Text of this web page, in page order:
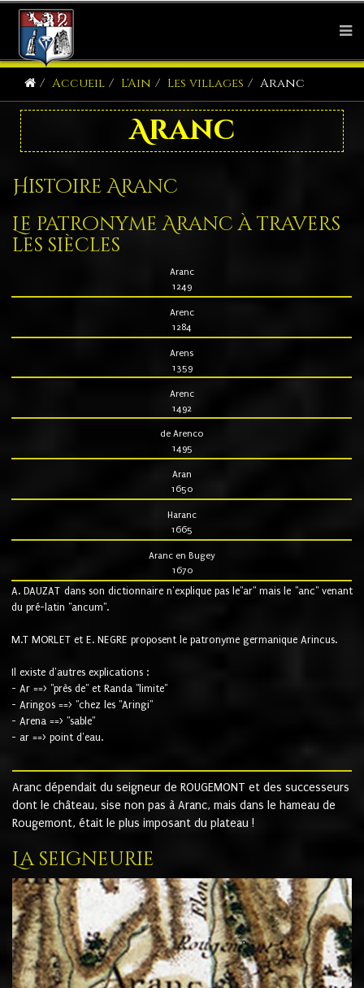
Accueil L'Ain Les villages Aranc
Aranc
Histoire Aranc
Le patronyme Aranc à travers
les siècles
Aranc
1249
Arenc
1284
Arens
1359
Arenc
1492
de Arenco
1495
Aran
1650
Haranc
1665
Aranc en Bugey
1670
A. DAUZAT dans son dictionnaire n'explique pas le"ar" mais le "anc" venant
du pré-latin "ancum".
M.T MORLET et E. NEGRE proposent le patronyme germanique Arincus.
Il existe d'autres explications :
- Ar ==> "près de" et Randa "limite"
- Aringos ==> "chez les "Aringi"
- Arena ==> "sable"
- ar ==> point d'eau.
Aranc dépendait du seigneur de ROUGEMONT et des successeurs
dont le château, sise non pas à Aranc, mais dans le hameau de
Rougemont, était le plus imposant du plateau !
La seigneurie